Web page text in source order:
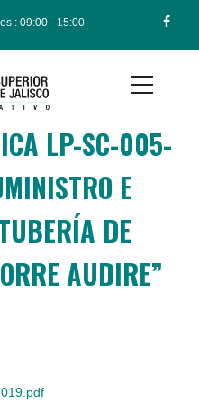
: 09:00 - 15:00
LP-SC-005-
E
DE
AUDIRE”